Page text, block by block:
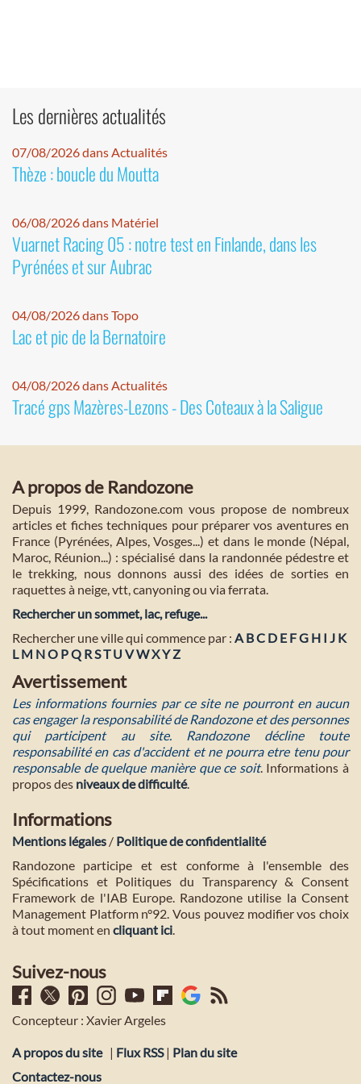
Les dernières actualités
07/08/2026 dans Actualités
Thèze : boucle du Moutta
06/08/2026 dans Matériel
Vuarnet Racing 05 : notre test en Finlande, dans les
Pyrénées et sur Aubrac
04/08/2026 dans Topo
Lac et pic de la Bernatoire
04/08/2026 dans Actualités
Tracé gps Mazères-Lezons - Des Coteaux à la Saligue
A propos de Randozone
Depuis 1999, Randozone.com vous propose de nombreux
articles et fiches techniques pour préparer vos aventures en
France (Pyrénées, Alpes, Vosges...) et dans le monde (Népal,
Maroc, Réunion...) : spécialisé dans la randonnée pédestre et
le trekking, nous donnons aussi des idées de sorties en
raquettes à neige, vtt, canyoning ou via ferrata.
Rechercher un sommet, lac, refuge...
Rechercher une ville qui commence par : A BC D E FG H I J K
L M NO PQ RST U VWXYZ
Avertissement
Les informations fournies par ce site ne pourront en aucun
cas engager la responsabilité de Randozone et des personnes
qui participent au site. Randozone décline toute
responsabilité en cas d'accident et ne pourra etre tenu pour
responsable de quelque manière que ce soit. Informations à
propos des niveaux de difficulté.
Informations
Mentions légales / Politique de confidentialité
Randozone participe et est conforme à l'ensemble des
Spécifications et Politiques du Transparency & Consent
Framework de l'IAB Europe. Randozone utilise la Consent
Management Platform n°92. Vous pouvez modifier vos choix
à tout moment en cliquant ici.
Suivez-nous
Concepteur : Xavier Argeles
A propos du site | Flux RSS| Plan du site
Contactez-nous